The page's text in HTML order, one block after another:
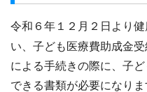
令和６年１２月２日より
い、子ども医療費助成金
による手続きの際に、子
できる書類が必要になりま